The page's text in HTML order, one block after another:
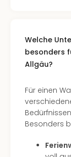
Welche
besonders
Allgäu?
Für einen
Besonders